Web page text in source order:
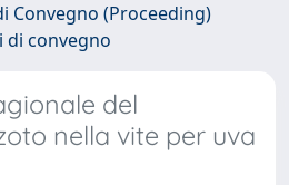
Convegno (Proceeding)
di convegno
del
nella vite per uva